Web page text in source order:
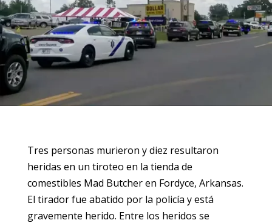
Tres personas murieron y diez resultaron
heridas en un tiroteo en la tienda de
comestibles Mad Butcher en Fordyce, Arkansas.
El tirador fue abatido por la policía y está
gravemente herido. Entre los heridos se